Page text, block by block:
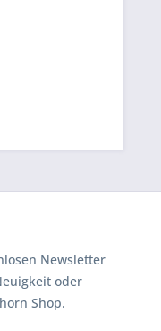
Newsletter
oder
Shop.